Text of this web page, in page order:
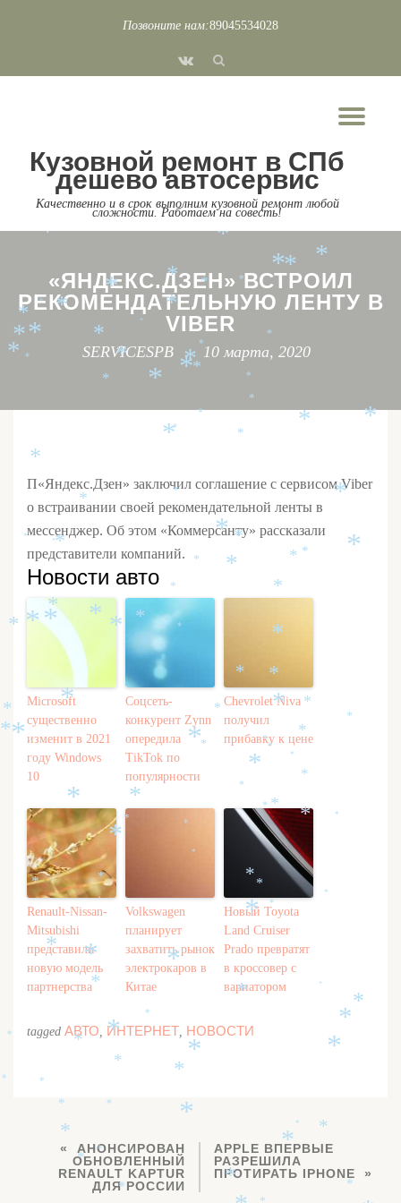
Позвоните нам:89045534028
fa-
Кузовной ремонт в СПб
дешево автосервис
Качественно и в срок выполним кузовной ремонт любой
сложности. Работаем на совесть!
«ЯНДЕКС.ДЗЕН» ВСТРОИЛ
РЕКОМЕНДАТЕЛЬНУЮ ЛЕНТУ В
VIBER
SERVICESPB 10 марта, 2020
П«Яндекс.Дзен» заключил соглашение с сервисом Viber
о встраивании своей рекомендательной ленты в
мессенджер. Об этом «Коммерсанту» рассказали
представители компаний.
Новости авто
Microsoft
существенно
изменит в 2021
году Windows
10
Соцсеть-
конкурент Zynn
опередила
TikTok по
популярности
Chevrolet Niva
получил
прибавку к цене
Renault-Nissan-
Mitsubishi
представили
новую модель
партнерства
Volkswagen
планирует
захватить рынок
электрокаров в
Китае
Новый Toyota
Land Cruiser
Prado превратят
в кроссовер с
вариатором
tagged АВТО, ИНТЕРНЕТ, НОВОСТИ
АНОНСИРОВАН
ОБНОВЛЕННЫЙ
RENAULT KAPTUR
ДЛЯ РОССИИ
APPLE ВПЕРВЫЕ
РАЗРЕШИЛА
ПРОТИРАТЬ IPHONE
*
*
*
*
*
*
*
*
*
*
*
*
*
*
*
*
*
*
*
*
*
*
*
*
*
*
*
*
*
*
*
*
*
*
*
*
*
*
*
*
*
*
*
*
*
*
*
*
*
*
*
*
*
*
*
*
*
*
*
*
*
*
*
*
*
*
*
*
*
*
*
*
*
*
*
*
*
*
*
*
*
*
* *
*
*
*
*
*
*
*
*
*
*
*
*
*
*
*
*
*
*
*
*
*
*
*
*
*
*
*
*
*
* *
*
*
*
*
*
*
*
*
*
*
*
*
*